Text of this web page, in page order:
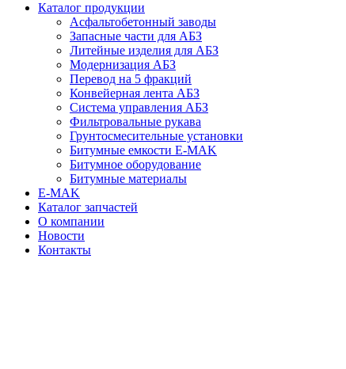
Каталог продукции
Асфальтобетонный заводы
Запасные части для АБЗ
Литейные изделия для АБЗ
Модернизация АБЗ
Перевод на 5 фракций
Конвейерная лента АБЗ
Система управления АБЗ
Фильтровальные рукава
Грунтосмесительные установки
Битумные емкости E-MAK
Битумное оборудование
Битумные материалы
E-MAK
Каталог запчастей
О компании
Новости
Контакты